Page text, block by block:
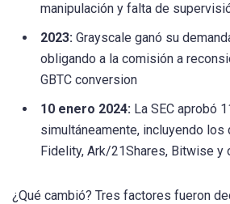
manipulación y falta de
2023: Grayscale ganó su
obligando a la comisión a
GBTC conversion
10 enero 2024: La SEC aprobó
simultáneamente, incluyendo los
Fidelity, Ark/21Shares, Bitwise y
¿Qué cambió? Tres factores fueron